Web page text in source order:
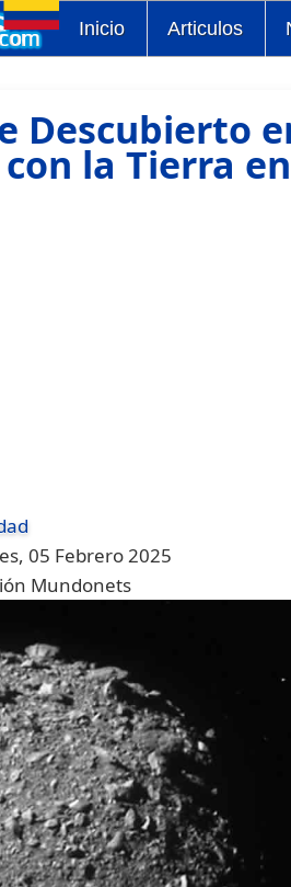
Inicio Articulos
Descubierto
la Tierra
05 Febrero 2025
Mundonets